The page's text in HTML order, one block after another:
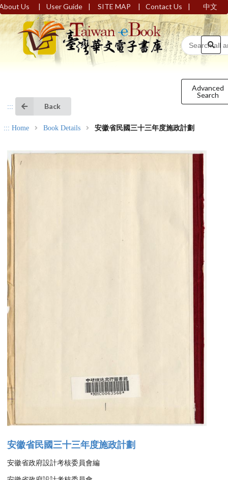
Us | User Guide | SITE MAP | Contact Us | 中文
Advanced
Search
::: Back
::: Home Book Details 安徽省民國三十三年度施政計劃
安徽省民國三十三年度施政計劃
安徽省政府設計考核委員會編